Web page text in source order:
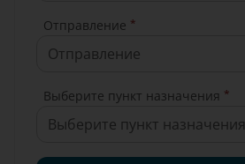
Отправление *
Отправление
Выберите пункт назначения *
Выберите пункт назначения